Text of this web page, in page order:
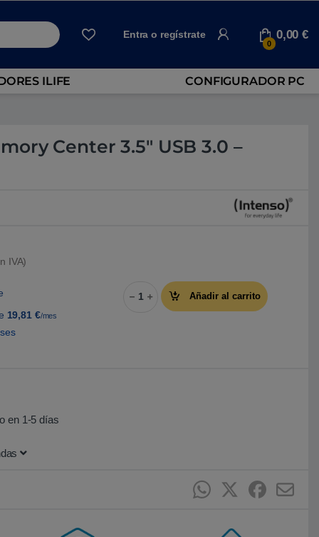
Entra o regístrate
0
0,00€
ILIFE CONFIGURADOR PC
Center 3.5″ USB 3.0 –
IVA)
19,81€/mes
Intenso 6TB Memory Center 3.5" USB
Añadir al carrito
en 1-5 días